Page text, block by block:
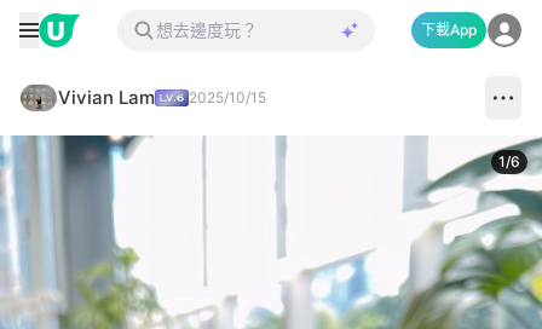
下載App
Vivian Lam 2025/10/15
1/6